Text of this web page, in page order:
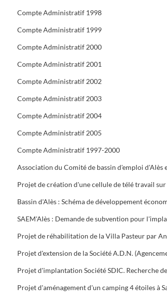
Compte Administratif 1998
Compte Administratif 1999
Compte Administratif 2000
Compte Administratif 2001
Compte Administratif 2002
Compte Administratif 2003
Compte Administratif 2004
Compte Administratif 2005
Compte Administratif 1997-2000
Bassin d'Alès : Schéma de développement
Projet d'extension de la Société A.D.N.
Projet d'implantation Société SDIC. Recherche